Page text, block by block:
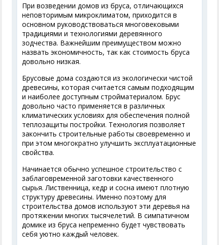
При возведении домов из бруса, отличающихся
неповторимым микроклиматом, приходится в
основном руководствоваться многовековыми
традициями и технологиями деревянного
зодчества. Важнейшим преимуществом можно
назвать экономичность, так как стоимость бруса
довольно низкая.
Брусовые дома создаются из экологически чистой
древесины, которая считается самым подходящим
и наиболее доступным стройматериалом. Брус
довольно часто применяется в различных
климатических условиях для обеспечения полной
теплозащиты постройки. Технология позволяет
закончить строительные работы своевременно и
при этом многократно улучшить эксплуатационные
свойства.
Начинается обычно успешное строительство с
заблаговременной заготовки качественного
сырья. Лиственница, кедр и сосна имеют плотную
структуру древесины. Именно поэтому для
строительства домов используют эти деревья на
протяжении многих тысячелетий. В симпатичном
домике из бруса непременно будет чувствовать
себя уютно каждый человек.